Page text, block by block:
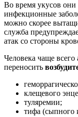
Во время укусов они
инфекционные
можно скорее
служба
атак со стороны
Человека чаще
переносить
клещевого
туляремии;
тифа (сыпного